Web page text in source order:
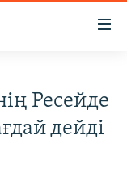
Ресейде
дейді